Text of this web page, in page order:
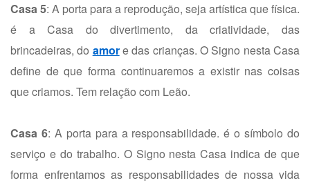
Casa 5: A porta para a reprodução, seja artística que física.
é a Casa do divertimento, da criatividade, das
brincadeiras, do amore das crianças. O Signo nesta Casa
define de que forma continuaremos a existir nas coisas
que criamos. Tem relação com Leão.
Casa 6: A porta para a responsabilidade. é o símbolo do
serviço e do trabalho. O Signo nesta Casa indica de que
forma enfrentamos as responsabilidades de nossa vida